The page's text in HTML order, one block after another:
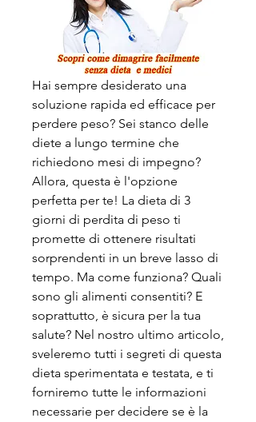
Hai sempre desiderato una
soluzione rapida ed efficace per
perdere peso? Sei stanco delle
diete a lungo termine che
richiedono mesi di impegno?
Allora, questa è l'opzione
perfetta per te! La dieta di 3
giorni di perdita di peso ti
promette di ottenere risultati
sorprendenti in un breve lasso di
tempo. Ma come funziona? Quali
sono gli alimenti consentiti? E
soprattutto, è sicura per la tua
salute? Nel nostro ultimo articolo,
sveleremo tutti i segreti di questa
dieta sperimentata e testata, e ti
forniremo tutte le informazioni
necessarie per decidere se è la